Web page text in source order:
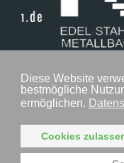
Diese Website
bestmögliche
ermöglichen.
Cookies
Mitglied im: